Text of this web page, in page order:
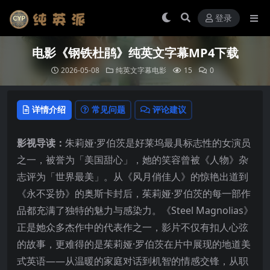
登录
电影《钢铁杜鹃》纯英文字幕MP4下载
2026-05-08 纯英文字幕电影 15 0
详情介绍 常见问题 评论建议
影视导读： 朱莉娅·罗伯茨是好莱坞最具标志性的女演员
之一，被誉为「美国甜心」，她的笑容曾被《人物》杂
志评为「世界最美」。从《风月俏佳人》的惊艳出道到
《永不妥协》的奥斯卡封后，茱莉娅·罗伯茨的每一部作
品都充满了独特的魅力与感染力。《Steel Magnolias》
正是她众多杰作中的代表作之一，影片不仅有扣人心弦
的故事，更难得的是茱莉娅·罗伯茨在片中展现的地道美
式英语——从温暖的家庭对话到机智的情感交锋，从职